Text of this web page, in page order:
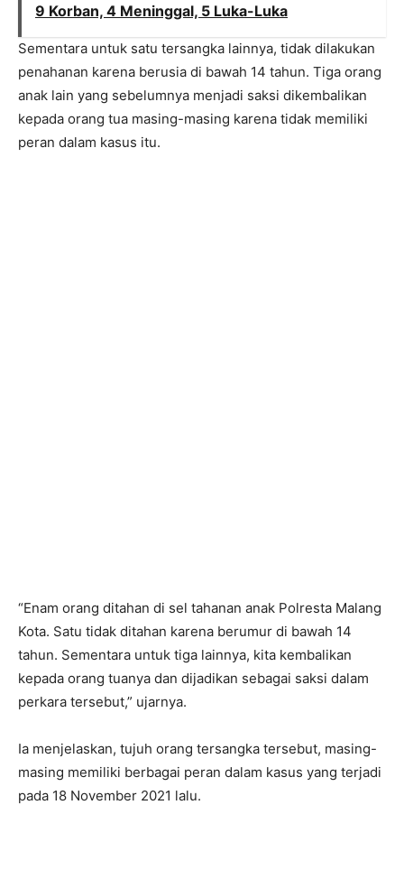
9 Korban, 4 Meninggal, 5 Luka-Luka
Sementara untuk satu tersangka lainnya, tidak dilakukan
penahanan karena berusia di bawah 14 tahun. Tiga orang
anak lain yang sebelumnya menjadi saksi dikembalikan
kepada orang tua masing-masing karena tidak memiliki
peran dalam kasus itu.
“Enam orang ditahan di sel tahanan anak Polresta Malang
Kota. Satu tidak ditahan karena berumur di bawah 14
tahun. Sementara untuk tiga lainnya, kita kembalikan
kepada orang tuanya dan dijadikan sebagai saksi dalam
perkara tersebut,” ujarnya.
Ia menjelaskan, tujuh orang tersangka tersebut, masing-
masing memiliki berbagai peran dalam kasus yang terjadi
pada 18 November 2021 lalu.